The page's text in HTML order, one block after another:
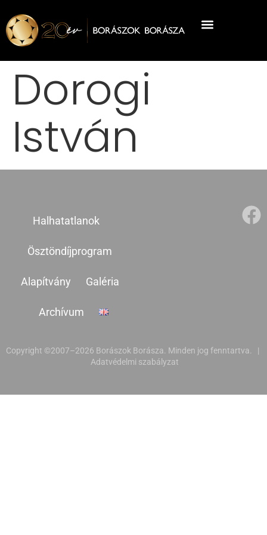
Dorogi
István
Halhatatlanok
Ösztöndíjprogram
Alapítvány Galéria
Archívum
Copyright ©2007–2026 Borászok Borásza. Minden jog fenntartva. |
Adatvédelmi szabályzat